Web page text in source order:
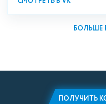
БОЛЬШЕ
ПОЛУЧИТЬ